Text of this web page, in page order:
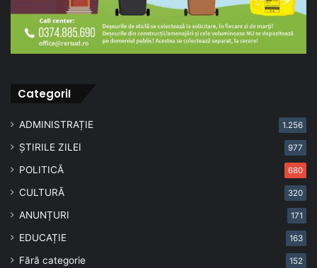
CategoriI
ADMINISTRAȚIE 1.256
ȘTIRILE ZILEI 977
POLITICĂ 680
CULTURĂ 320
ANUNȚURI 171
EDUCAȚIE 163
Fără categorie 152